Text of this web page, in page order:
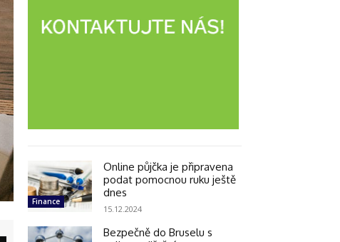
Finance
Online půjčka je připravena
podat pomocnou ruku ještě
dnes
15.12.2024
Bezpečně do Bruselu s